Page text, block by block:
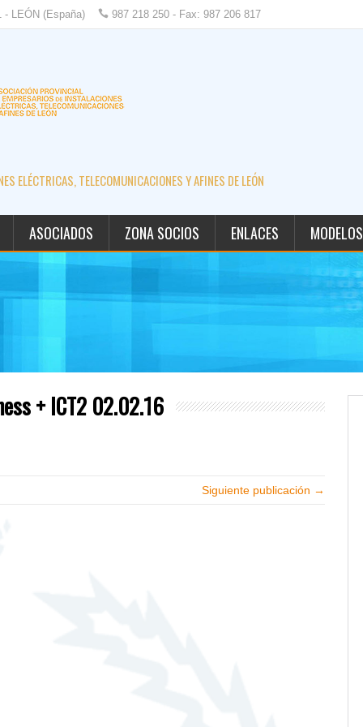
- LEÓN (España) 987 218 250 - Fax: 987 206 817
ELÉCTRICAS, TELECOMUNICACIONES Y AFINES DE LEÓN
ASOCIADOS ZONA SOCIOS ENLACES MODELOS
+ ICT2 02.02.16
Siguiente publicación →